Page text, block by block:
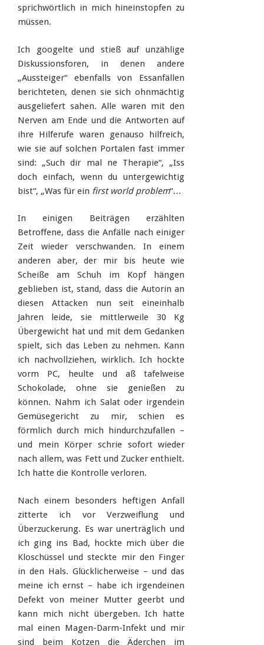
sprichwörtlich in mich hineinstopfen zu
müssen.
Ich googelte und stieß auf unzählige
Diskussionsforen, in denen andere
„Aussteiger“ ebenfalls von Essanfällen
berichteten, denen sie sich ohnmächtig
ausgeliefert sahen. Alle waren mit den
Nerven am Ende und die Antworten auf
ihre Hilferufe waren genauso hilfreich,
wie sie auf solchen Portalen fast immer
sind: „Such dir mal ne Therapie“, „Iss
doch einfach, wenn du untergewichtig
bist“, „Was für ein first world problem“…
In einigen Beiträgen erzählten
Betroffene, dass die Anfälle nach einiger
Zeit wieder verschwanden. In einem
anderen aber, der mir bis heute wie
Scheiße am Schuh im Kopf hängen
geblieben ist, stand, dass die Autorin an
diesen Attacken nun seit eineinhalb
Jahren leide, sie mittlerweile 30 Kg
Übergewicht hat und mit dem Gedanken
spielt, sich das Leben zu nehmen. Kann
ich nachvollziehen, wirklich. Ich hockte
vorm PC, heulte und aß tafelweise
Schokolade, ohne sie genießen zu
können. Nahm ich Salat oder irgendein
Gemüsegericht zu mir, schien es
förmlich durch mich hindurchzufallen –
und mein Körper schrie sofort wieder
nach allem, was Fett und Zucker enthielt.
Ich hatte die Kontrolle verloren.
Nach einem besonders heftigen Anfall
zitterte ich vor Verzweiflung und
Überzuckerung. Es war unerträglich und
ich ging ins Bad, hockte mich über die
Kloschüssel und steckte mir den Finger
in den Hals. Glücklicherweise – und das
meine ich ernst – habe ich irgendeinen
Defekt von meiner Mutter geerbt und
kann mich nicht übergeben. Ich hatte
mal einen Magen-Darm-Infekt und mir
sind beim Kotzen die Äderchen im